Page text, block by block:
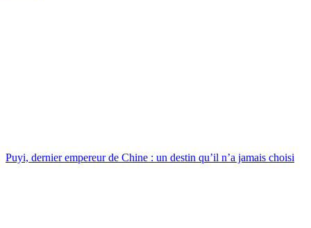
Puyi, dernier empereur de Chine : un destin qu’il n’a jamais choisi